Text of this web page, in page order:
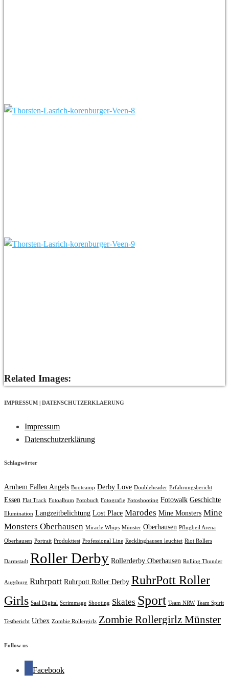
Related Images:
IMPRESSUM | DATENSCHUTZERKLAERUNG
Impressum
Datenschutzerklärung
Schlagwörter
Arnhem Fallen Angels Bootcamp Derby Love Doubleheader Erfahrungsbericht
Essen Flat Track Fotoalbum Fotobuch Fotografie Fotoshooting Fotowalk Geschichte
Illumination Langzeitbelichtung Lost Place Marodes Mine Monsters Mine
Monsters Oberhausen Miracle Whips Münster Oberhausen Pflugbeil Arena
Oberhausen Portrait Produkttest Professional Line Recklinghausen leuchtet Riot Rollers
Darmstadt Roller Derby Rollerderby Oberhausen Rolling Thunder
Augsburg Ruhrpott Ruhrpott Roller Derby RuhrPott Roller
Girls Saal Digital Scrimmage Shooting Skates Sport Team NRW Team Spirit
Testbericht Urbex Zombie Rollergirlz Zombie Rollergirlz Münster
Follow us
Facebook